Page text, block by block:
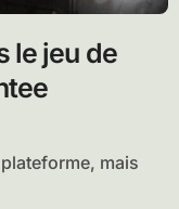
le jeu de